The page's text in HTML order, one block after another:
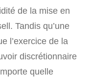
de la mise en
Tandis qu’une
l’exercice de la
discrétionnaire
quelle